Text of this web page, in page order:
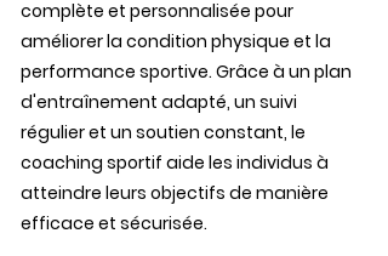
complète et personnalisée pour
améliorer la condition physique et la
performance sportive. Grâce à un plan
d'entraînement adapté, un suivi
régulier et un soutien constant, le
coaching sportif aide les individus à
atteindre leurs objectifs de manière
efficace et sécurisée.